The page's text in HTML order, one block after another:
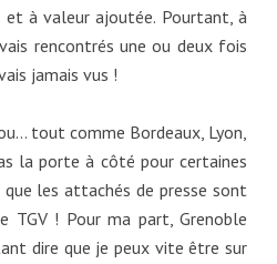
à valeur ajoutée. Pourtant, à
rencontrés une ou deux fois
jamais vus !
tout comme Bordeaux, Lyon,
la porte à côté pour certaines
que les attachés de presse sont
TGV ! Pour ma part, Grenoble
dire que je peux vite être sur